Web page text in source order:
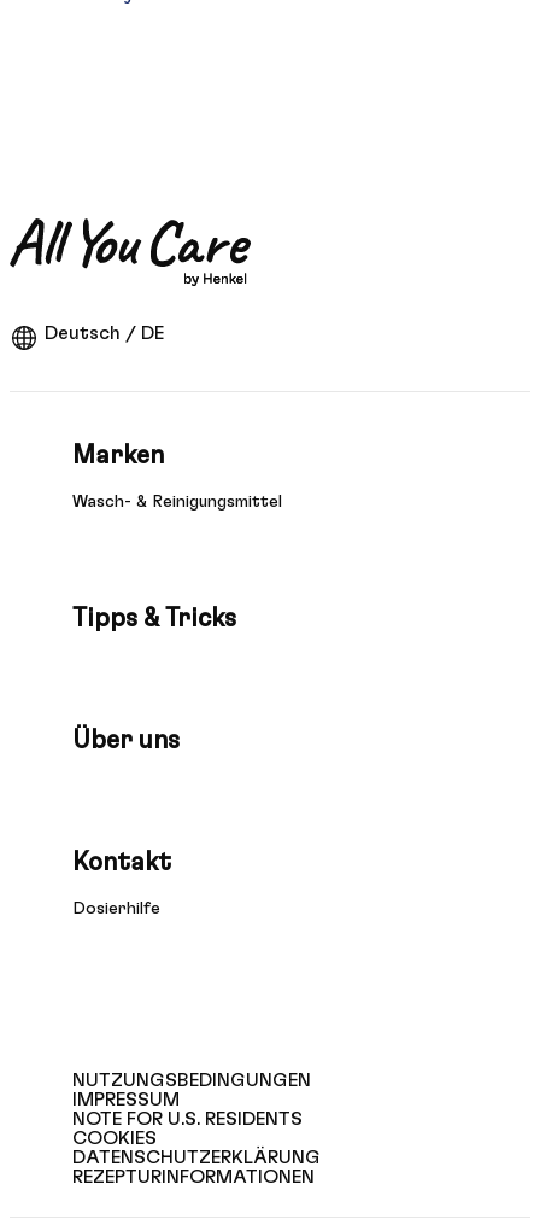
Deutsch / DE
Marken
Wasch- & Reinigungsmittel
Tipps & Tricks
Über uns
Kontakt
Dosierhilfe
NUTZUNGSBEDINGUNGEN
IMPRESSUM
NOTE FOR U.S. RESIDENTS
COOKIES
DATENSCHUTZERKLÄRUNG
REZEPTURINFORMATIONEN